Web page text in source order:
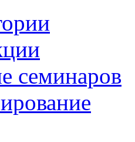
семинаров